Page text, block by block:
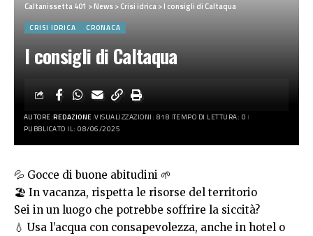
Caltanissetta 401 >News>Crisi idrica>I consigli di Caltaqua
CRISI IDRICA CRONACA
I consigli di Caltaqua
AUTORE:REDAZIONE VISUALIZZAZIONI: 818 TEMPO DI LETTURA: 0
PUBBLICATO IL: 08/06/2025
💦 Gocce di buone abitudini 🌱
🏖️ In vacanza, rispetta le risorse del territorio
Sei in un luogo che potrebbe soffrire la siccità?
💧 Usa l’acqua con consapevolezza, anche in hotel o